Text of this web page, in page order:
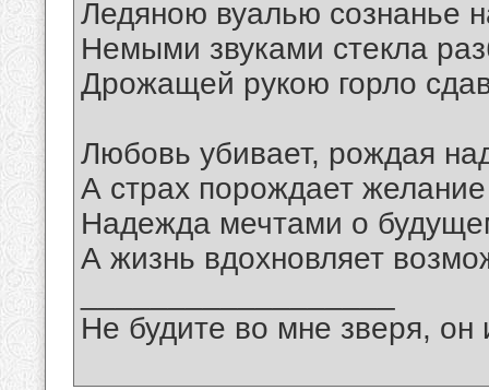
Ледяною вуалью сознанье
Немыми звуками стекла
Дрожащей рукою горло
Любовь убивает, рождая
А страх порождает
Надежда мечтами о
А жизнь вдохновляет
Не будите во мне зверя, он